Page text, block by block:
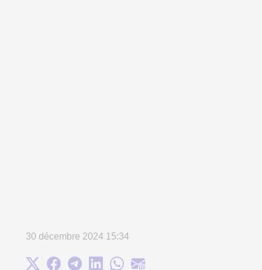
30 décembre 2024 15:34